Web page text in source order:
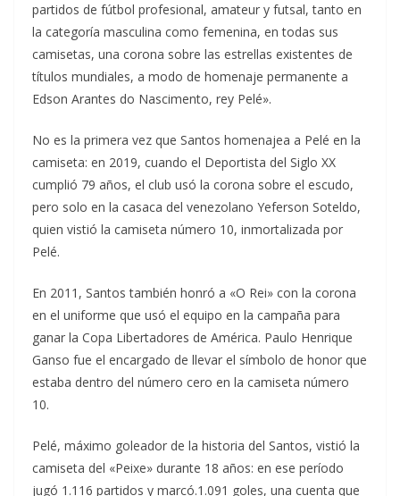
partidos de fútbol profesional, amateur y futsal, tanto en
la categoría masculina como femenina, en todas sus
camisetas, una corona sobre las estrellas existentes de
títulos mundiales, a modo de homenaje permanente a
Edson Arantes do Nascimento, rey Pelé».
No es la primera vez que Santos homenajea a Pelé en la
camiseta: en 2019, cuando el Deportista del Siglo XX
cumplió 79 años, el club usó la corona sobre el escudo,
pero solo en la casaca del venezolano Yeferson Soteldo,
quien vistió la camiseta número 10, inmortalizada por
Pelé.
En 2011, Santos también honró a «O Rei» con la corona
en el uniforme que usó el equipo en la campaña para
ganar la Copa Libertadores de América. Paulo Henrique
Ganso fue el encargado de llevar el símbolo de honor que
estaba dentro del número cero en la camiseta número
10.
Pelé, máximo goleador de la historia del Santos, vistió la
camiseta del «Peixe» durante 18 años: en ese período
jugó 1.116 partidos y marcó.1.091 goles, una cuenta que